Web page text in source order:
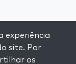
experiência
site. Por
os